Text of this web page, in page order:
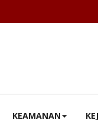
KEAMANAN